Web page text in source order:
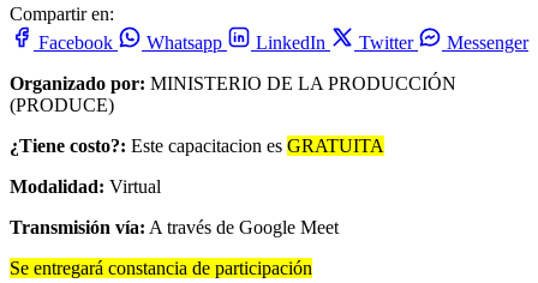
Compartir en:
Facebook
Whatsapp LinkedIn Twitter
Messenger
Organizado por: MINISTERIO DE LA PRODUCCIÓN
(PRODUCE)
¿Tiene costo?: Este capacitacion es GRATUITA
Modalidad: Virtual
Transmisión vía: A través de Google Meet
Se entregará constancia de participación